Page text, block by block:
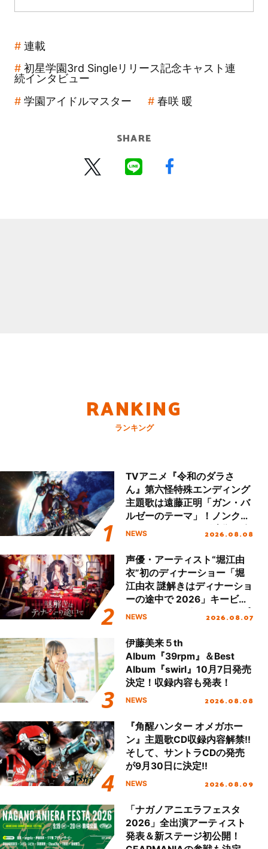
連載
初星学園3rd Singleリリース記念キャスト連
続インタビュー
学園アイドルマスター
春咲 暖
SHARE
RANKING
ランキング
TVアニメ『令和のダラさ
ん』第六怪特殊エンディング
主題歌は遠藤正明「ガン・バ
ルゼーのテーマ」！ノンクレ
ジットエンディング映像も公
NEWS 2026.08.08
声優・アーティスト“堀江由
衣”初のディナーショー「堀
江由衣 謎解きはディナーショ
ーの途中で 2026」キービジ
ュアル＆グッズラインナップ
NEWS 2026.08.07
伊藤美来５th
Album『39rpm』＆Best
Album『swirl』10月7日発売
決定！収録内容も発表！
NEWS 2026.08.08
『角醒ハンター オメガホー
ン』主題歌CD収録内容解禁!!
そして、サントラCDの発売
が9月30日に決定!!
NEWS 2026.08.09
「ナガノアニエラフェスタ
2026」全出演アーティスト
発表＆新ステージ初公開！